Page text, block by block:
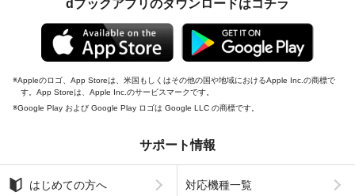
dブックアプリのダウンロードはコチラ
Appleのロゴ、App Storeは、米国もしくはその他の国や地域におけるApple Inc.の商標で
す。App Storeは、Apple Inc.のサービスマークです。
Google Play および Google Play ロゴは Google LLC の商標です。
サポート情報
はじめての方へ 対応機種一覧